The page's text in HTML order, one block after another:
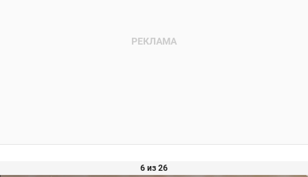
6 из 26